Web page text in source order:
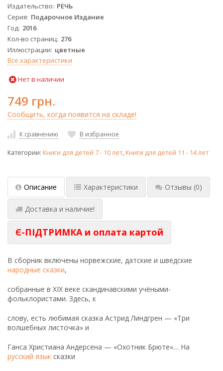
Издательство РЕЧЬ
Серия Подарочное Издание
Год 2016
Кол-во страниц 276
Иллюстрации цветные
Все характеристики
Нет в наличии
749 грн.
Сообщить, когда появится на складе!
К сравнению В избранное
Категории: Книги для детей 7 - 10 лет,Книги для детей 11 - 14 лет
Описание Характеристики Отзывы (0)
Доставка и наличие!
Є-ПІДТРИМКА и оплата картой
В сборник включены норвежские, датские и шведские
народные сказ­ки,
собранные в XIX веке скандинавскими учёными-
фольклористами. Здесь, к
слову, есть любимая сказка Аст­рид Линдгрен — «Три
волшебных листочка» и
Ганса Христиана Андерсена — «Охотник Брюте»… На
русский язык сказки